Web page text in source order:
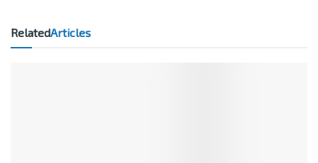
RelatedArticles